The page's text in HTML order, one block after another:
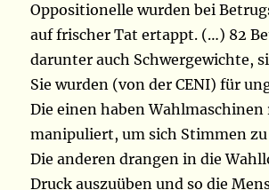
Oppositionelle wurden bei
auf frischer Tat ertappt. (…) 82
darunter auch Schwergewichte,
Sie wurden (von der CENI) für
Die einen haben
manipuliert, um sich Stimmen
Die anderen drangen in die
Druck auszuüben und so die